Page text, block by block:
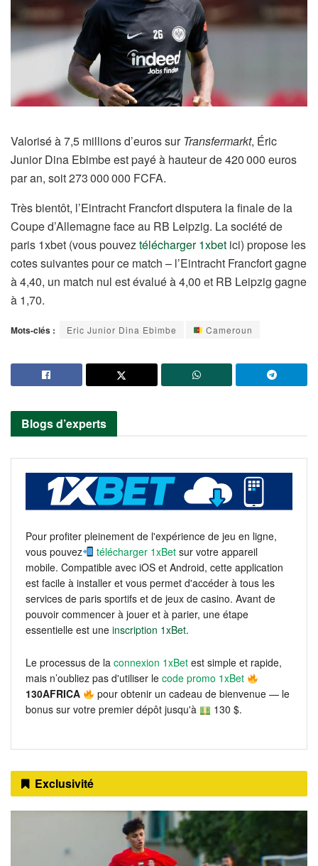
Valorisé à 7,5 millions d’euros sur Transfermarkt, Éric
Junior Dina Ebimbe est payé à hauteur de 420 000 euros
par an, soit 273 000 000 FCFA.
Très bientôt, l’Eintracht Francfort disputera la finale de la
Coupe d’Allemagne face au RB Leipzig. La société de
paris 1xbet (vous pouveztélécharger 1xbet ici) propose les
cotes suivantes pour ce match – l’Eintracht Francfort gagne
à 4,40, un match nul est évalué à 4,00 et RB Leipzig gagne
à 1,70.
Mots-clés : Eric Junior Dina Ebimbe Cameroun
Blogs d’experts
Pour profiter pleinement de l'expérience de jeu en ligne,
vous pouvez
télécharger 1xBet sur votre appareil
mobile. Compatible avec iOS et Android, cette application
est facile à installer et vous permet d'accéder à tous les
services de paris sportifs et de jeux de casino. Avant de
pouvoir commencer à jouer et à parier, une étape
essentielle est une inscription 1xBet.
Le processus de la connexion 1xBet est simple et rapide,
mais n’oubliez pas d'utiliser le code promo 1xBet
130AFRICA
pour obtenir un cadeau de bienvenue — le
bonus sur votre premier dépôt jusqu'à
130 $.
Exclusivité